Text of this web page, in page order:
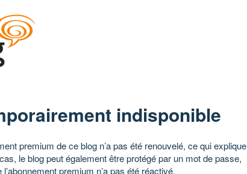
indisponible
premium de ce blog n’a pas été renouvelé, ce qui explique
le blog peut également être protégé par un mot de passe,
premium n’a pas été réactivé.